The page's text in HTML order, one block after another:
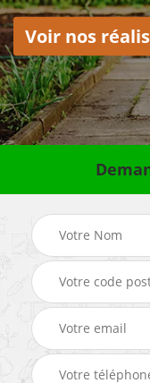
Voir nos